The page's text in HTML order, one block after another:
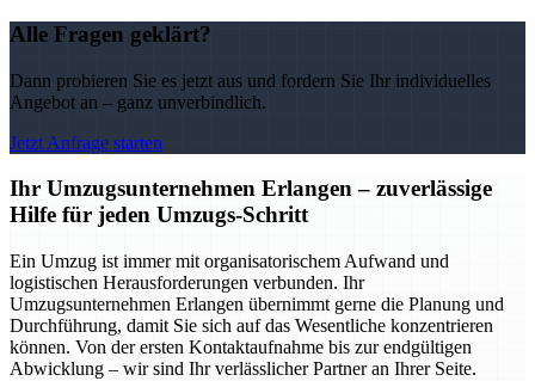
Alle Fragen geklärt?
Dann probieren Sie es jetzt aus und fordern Sie Ihr individuelles
Angebot an – ganz unverbindlich.
Jetzt Anfrage starten
Ihr Umzugsunternehmen Erlangen – zuverlässige
Hilfe für jeden Umzugs-Schritt
Ein Umzug ist immer mit organisatorischem Aufwand und
logistischen Herausforderungen verbunden. Ihr
Umzugsunternehmen Erlangen übernimmt gerne die Planung und
Durchführung, damit Sie sich auf das Wesentliche konzentrieren
können. Von der ersten Kontaktaufnahme bis zur endgültigen
Abwicklung – wir sind Ihr verlässlicher Partner an Ihrer Seite.